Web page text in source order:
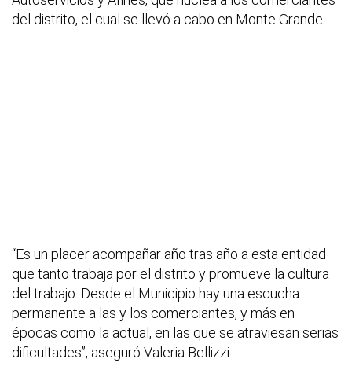
del distrito, el cual se llevó a cabo en Monte Grande.
“Es un placer acompañar año tras año a esta entidad
que tanto trabaja por el distrito y promueve la cultura
del trabajo. Desde el Municipio hay una escucha
permanente a las y los comerciantes, y más en
épocas como la actual, en las que se atraviesan serias
dificultades”, aseguró Valeria Bellizzi.